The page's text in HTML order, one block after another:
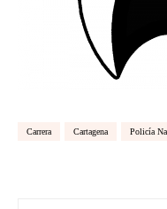
Carrera Cartagena Policía